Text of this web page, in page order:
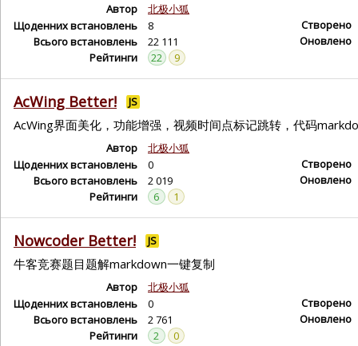
Автор
北极小狐
Щоденних встановлень
8
Всього встановлень
22 111
Рейтинги
22 9
Створено
Оновлено
AcWing Better! JS
AcWing界面美化，功能增强，视频时间点标记跳转，代码
Автор
北极小狐
Щоденних встановлень
0
Всього встановлень
2 019
Рейтинги
6 1
Створено
Оновлено
Nowcoder Better! JS
牛客竞赛题目题解markdown一键复制
Автор
北极小狐
Щоденних встановлень
0
Всього встановлень
2 761
Рейтинги
2 0
Створено
Оновлено